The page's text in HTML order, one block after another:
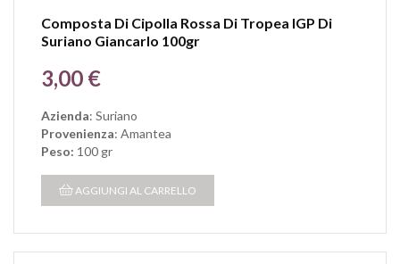
Composta Di Cipolla Rossa Di Tropea IGP Di
Suriano Giancarlo 100gr
Prezzo
3,00 €
Azienda: Suriano
Provenienza: Amantea
Peso: 100 gr
AGGIUNGI AL CARRELLO